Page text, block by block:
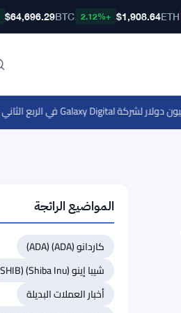
ETH
$1,908.64
+2.12%
BTC
$64,696.29
المواضيع الرائجة
كاردانو (ADA) (ADA)
شيبا إينو (Shiba Inu) (SHIB)
أخبار العملات البديلة